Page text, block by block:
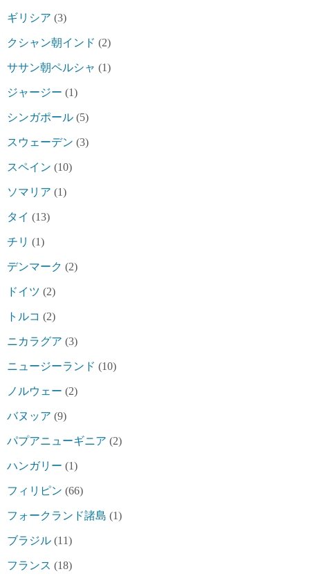
ギリシア (3)
クシャン朝インド (2)
ササン朝ペルシャ (1)
ジャージー (1)
シンガポール (5)
スウェーデン (3)
スペイン (10)
ソマリア (1)
タイ (13)
チリ (1)
デンマーク (2)
ドイツ (2)
トルコ (2)
ニカラグア (3)
ニュージーランド (10)
ノルウェー (2)
バヌッア (9)
パプアニューギニア (2)
ハンガリー (1)
フィリピン (66)
フォークランド諸島 (1)
ブラジル (11)
フランス (18)